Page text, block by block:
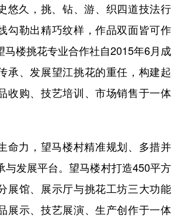
吉林 上海 江苏
河南 湖北 湖南
广西 海南 重庆
内蒙古 黑龙江
久，挑、钻、游、织四道技法行
勾勒出精巧纹样，作品双面皆可作
马楼挑花专业合作社自2015年6月成
承、发展望江挑花的重任，构建起
收购、技艺培训、市场销售于一体
力，望马楼村精准规划、多措并
与发展平台。望马楼村打造450平方
展馆、展示厅与挑花工坊三大功能
展示、技艺展演、生产创作于一体